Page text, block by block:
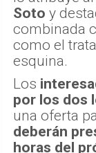
Soto y
combinada
como el
esquina.
Los
por los dos
una oferta
deberán
horas del